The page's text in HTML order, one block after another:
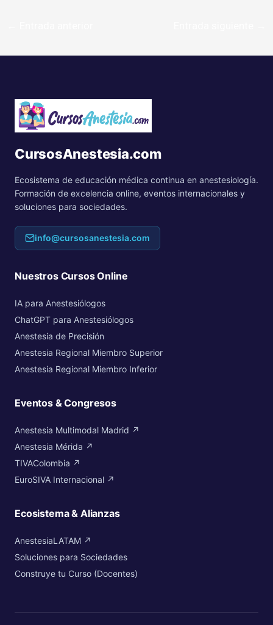
CursosAnestesia.com
Ecosistema de educación médica continua en anestesiología.
Formación de excelencia online, eventos internacionales y
soluciones para sociedades.
info@cursosanestesia.com
Nuestros Cursos Online
IA para Anestesiólogos
ChatGPT para Anestesiólogos
Anestesia de Precisión
Anestesia Regional Miembro Superior
Anestesia Regional Miembro Inferior
Eventos & Congresos
Anestesia Multimodal Madrid ↗
Anestesia Mérida ↗
TIVAColombia ↗
EuroSIVA Internacional ↗
Ecosistema & Alianzas
AnestesiaLATAM ↗
Soluciones para Sociedades
Construye tu Curso (Docentes)